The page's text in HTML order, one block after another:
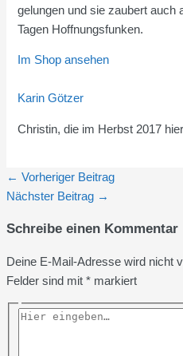
gelungen und sie zaubert auch
Tagen Hoffnungsfunken.
Im Shop ansehen
Karin Götzer
Christin, die im Herbst 2017
← Vorheriger Beitrag
Nächster Beitrag →
Schreibe einen Kommentar
Deine E-Mail-Adresse wird nicht
Felder sind mit *markiert
Hier